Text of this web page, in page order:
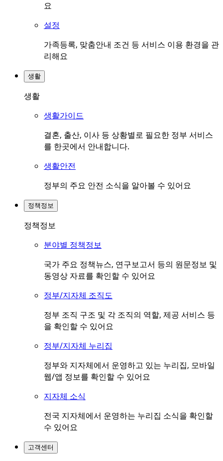
요
설정
가족등록, 맞춤안내 조건 등 서비스 이용 환경을 관
리해요
생활
생활
생활가이드
결혼, 출산, 이사 등 상황별로 필요한 정부 서비스
를 한곳에서 안내합니다.
생활안전
정부의 주요 안전 소식을 알아볼 수 있어요
정책정보
정책정보
분야별 정책정보
국가 주요 정책뉴스, 연구보고서 등의 원문정보 및
동영상 자료를 확인할 수 있어요
정부/지자체 조직도
정부 조직 구조 및 각 조직의 역할, 제공 서비스 등
을 확인할 수 있어요
정부/지자체 누리집
정부와 지자체에서 운영하고 있는 누리집, 모바일
웹/앱 정보를 확인할 수 있어요
지자체 소식
전국 지자체에서 운영하는 누리집 소식을 확인할
수 있어요
고객센터